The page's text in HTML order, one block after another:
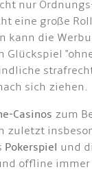
nur
eine große
kann die
Glückspiel
sich ziehen.
Casinos zum
zuletzt
Pokerspiel und
offline immer